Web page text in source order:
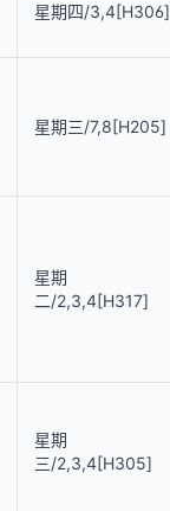
星期四/3,4[H306]
星期三/7,8[H205]
星期
二/2,3,4[H317]
星期
三/2,3,4[H305]